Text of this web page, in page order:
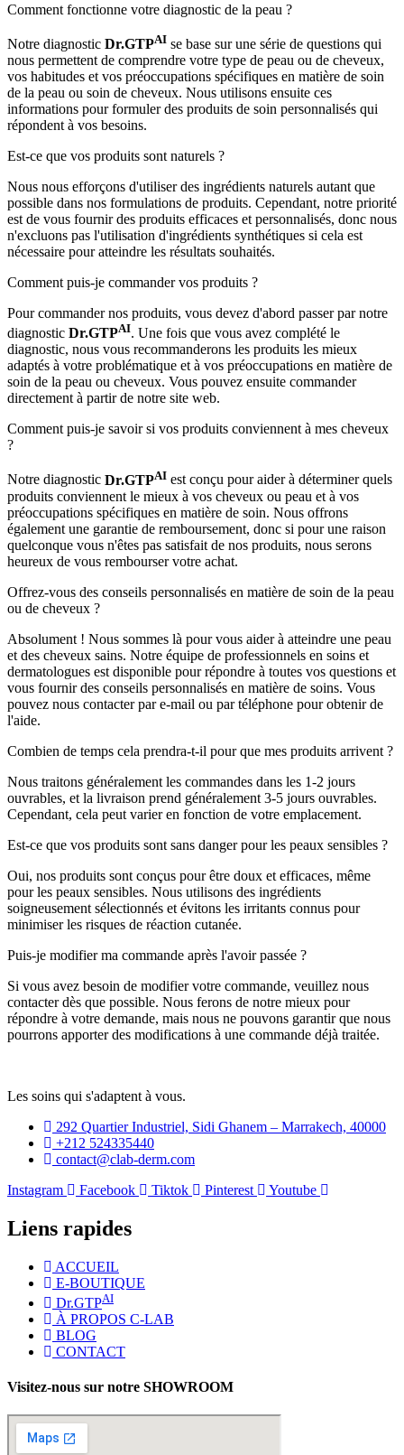
Comment fonctionne votre diagnostic de la peau ?
Notre diagnostic Dr.GTPAI se base sur une série de questions qui
nous permettent de comprendre votre type de peau ou de cheveux,
vos habitudes et vos préoccupations spécifiques en matière de soin
de la peau ou soin de cheveux. Nous utilisons ensuite ces
informations pour formuler des produits de soin personnalisés qui
répondent à vos besoins.
Est-ce que vos produits sont naturels ?
Nous nous efforçons d'utiliser des ingrédients naturels autant que
possible dans nos formulations de produits. Cependant, notre priorité
est de vous fournir des produits efficaces et personnalisés, donc nous
n'excluons pas l'utilisation d'ingrédients synthétiques si cela est
nécessaire pour atteindre les résultats souhaités.
Comment puis-je commander vos produits ?
Pour commander nos produits, vous devez d'abord passer par notre
diagnostic Dr.GTPAI. Une fois que vous avez complété le
diagnostic, nous vous recommanderons les produits les mieux
adaptés à votre problématique et à vos préoccupations en matière de
soin de la peau ou cheveux. Vous pouvez ensuite commander
directement à partir de notre site web.
Comment puis-je savoir si vos produits conviennent à mes cheveux
?
Notre diagnostic Dr.GTPAI est conçu pour aider à déterminer quels
produits conviennent le mieux à vos cheveux ou peau et à vos
préoccupations spécifiques en matière de soin. Nous offrons
également une garantie de remboursement, donc si pour une raison
quelconque vous n'êtes pas satisfait de nos produits, nous serons
heureux de vous rembourser votre achat.
Offrez-vous des conseils personnalisés en matière de soin de la peau
ou de cheveux ?
Absolument ! Nous sommes là pour vous aider à atteindre une peau
et des cheveux sains. Notre équipe de professionnels en soins et
dermatologues est disponible pour répondre à toutes vos questions et
vous fournir des conseils personnalisés en matière de soins. Vous
pouvez nous contacter par e-mail ou par téléphone pour obtenir de
l'aide.
Combien de temps cela prendra-t-il pour que mes produits arrivent ?
Nous traitons généralement les commandes dans les 1-2 jours
ouvrables, et la livraison prend généralement 3-5 jours ouvrables.
Cependant, cela peut varier en fonction de votre emplacement.
Est-ce que vos produits sont sans danger pour les peaux sensibles ?
Oui, nos produits sont conçus pour être doux et efficaces, même
pour les peaux sensibles. Nous utilisons des ingrédients
soigneusement sélectionnés et évitons les irritants connus pour
minimiser les risques de réaction cutanée.
Puis-je modifier ma commande après l'avoir passée ?
Si vous avez besoin de modifier votre commande, veuillez nous
contacter dès que possible. Nous ferons de notre mieux pour
répondre à votre demande, mais nous ne pouvons garantir que nous
pourrons apporter des modifications à une commande déjà traitée.
Les soins qui s'adaptent à vous.
292 Quartier Industriel, Sidi Ghanem – Marrakech, 40000
+212 524335440
contact@clab-derm.com
Instagram
Facebook Tiktok Pinterest Youtube
Liens rapides
ACCUEIL
E-BOUTIQUE
Dr.GTPAI
À PROPOS C-LAB
BLOG
CONTACT
Visitez-nous sur notre SHOWROOM